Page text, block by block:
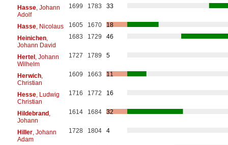
Hasse, Johann
Adolf
1699 1783 33
Hasse, Nicolaus 1605 1670
18
Heinichen,
Johann David
1683 1729 46
Hertel, Johann
Wilhelm
1727 1789 5
Herwich,
Christian
1609 1663 11
Hesse, Ludwig
Christian
1716 1772 16
Hildebrand,
Johann
1614 1684 32
Hiller, Johann
Adam
1728 1804 4